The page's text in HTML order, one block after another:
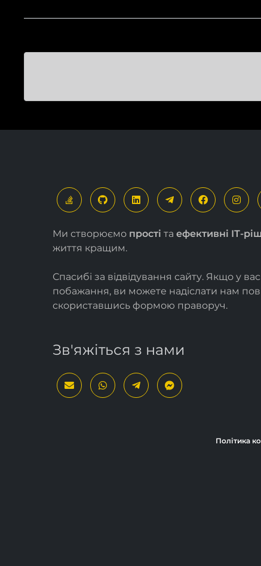
Ми створюємо прості та ефективні ІТ-
життя кращим.
Спасибі за відвідування сайту. Якщо у
побажання, ви можете надіслати нам
скориставшись формою праворуч.
Зв'яжіться з нами
Політика